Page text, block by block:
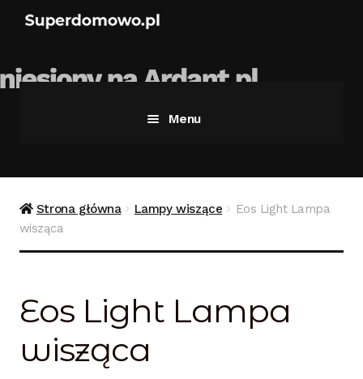
Menu
Bezpieczne zakupy
Lampy i oświetlenie
Strona główna Lampy wiszące
Eos Light Lampa
wisząca
Eos Light Lampa
wisząca